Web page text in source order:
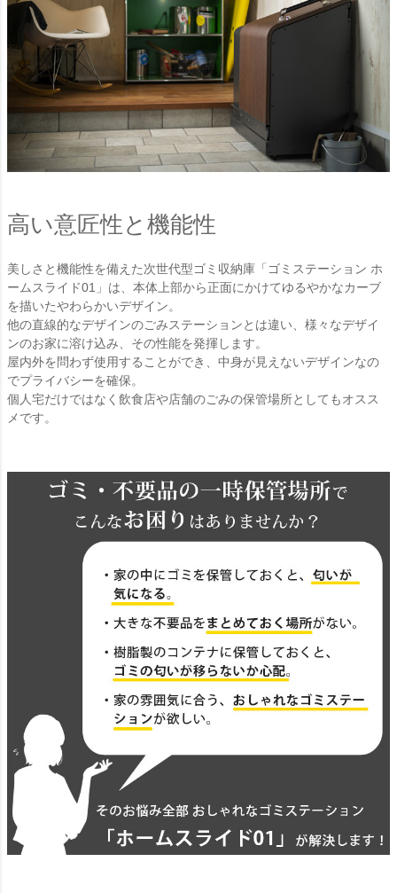
高い意匠性と機能性
美しさと機能性を備えた次世代型ゴミ収納庫「ゴミステーション ホ
ームスライド01」は、本体上部から正面にかけてゆるやかなカーブ
を描いたやわらかいデザイン。
他の直線的なデザインのごみステーションとは違い、様々なデザイ
ンのお家に溶け込み、その性能を発揮します。
屋内外を問わず使用することができ、中身が見えないデザインなの
でプライバシーを確保。
個人宅だけではなく飲食店や店舗のごみの保管場所としてもオスス
メです。